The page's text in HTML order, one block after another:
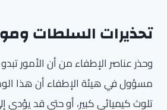
تحذيرات السلطات
وحذر عناصر الإطفاء من أن الأمور
مسؤول في هيئة الإطفاء أن هذا
تلوث كيميائي كبير، أو حتى قد يؤدي